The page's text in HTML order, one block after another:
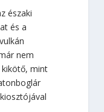
északi
és a
nem
kikötő, mint